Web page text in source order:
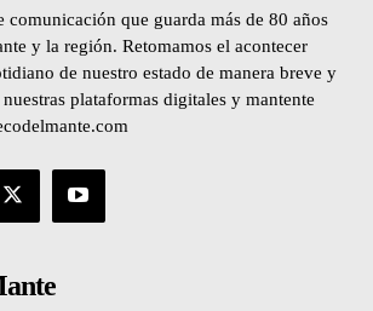
comunicación que guarda más de 80 años
y la región. Retomamos el acontecer
de nuestro estado de manera breve y
plataformas digitales y mantente